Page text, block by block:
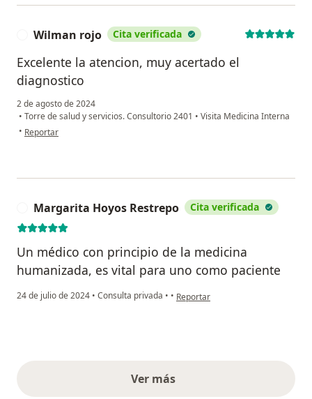
Wilman rojo Cita verificada
Excelente la atencion, muy acertado el
diagnostico
2 de agosto de 2024
• Torre de salud y servicios. Consultorio 2401 • Visita Medicina Interna
• en opinión del usuario Wilman rojo
Reportar
Margarita Hoyos Restrepo Cita verificada
Un médico con principio de la medicina
humanizada, es vital para uno como paciente
24 de julio de 2024 • Consulta privada • • en opinión del usuario Margarita
Reportar
Ver másopiniones anteriores